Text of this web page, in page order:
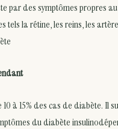
par des symptômes propres
tels la rétine, les reins, les
à 15% des cas de diabète. Il
du diabète